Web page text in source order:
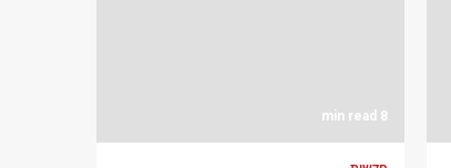
8 min read